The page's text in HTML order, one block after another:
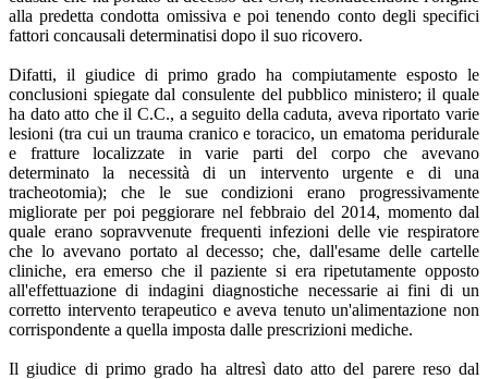
alla predetta condotta omissiva e poi tenendo conto degli specifici
fattori concausali determinatisi dopo il suo ricovero.
Difatti, il giudice di primo grado ha compiutamente esposto le
conclusioni spiegate dal consulente del pubblico ministero; il quale
ha dato atto che il C.C., a seguito della caduta, aveva riportato varie
lesioni (tra cui un trauma cranico e toracico, un ematoma peridurale
e fratture localizzate in varie parti del corpo che avevano
determinato la necessità di un intervento urgente e di una
tracheotomia); che le sue condizioni erano progressivamente
migliorate per poi peggiorare nel febbraio del 2014, momento dal
quale erano sopravvenute frequenti infezioni delle vie respiratore
che lo avevano portato al decesso; che, dall'esame delle cartelle
cliniche, era emerso che il paziente si era ripetutamente opposto
all'effettuazione di indagini diagnostiche necessarie ai fini di un
corretto intervento terapeutico e aveva tenuto un'alimentazione non
corrispondente a quella imposta dalle prescrizioni mediche.
Il giudice di primo grado ha altresì dato atto del parere reso dal